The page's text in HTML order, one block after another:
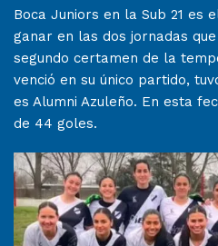
Boca Juniors en la Sub 21 es
ganar en las dos jornadas
segundo certamen de la
venció en su único partido,
es Alumni Azuleño. En esta
de 44 goles.